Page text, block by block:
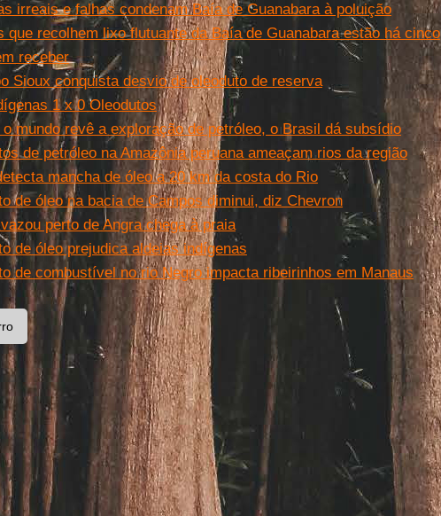
irreais e falhas condenam Baía de Guanabara à poluição
que recolhem lixo flutuante da Baía de Guanabara estão há cinco
receber
Sioux conquista desvio de oleoduto de reserva
1 x 0 Oleodutos
o mundo revê a exploração de petróleo, o Brasil dá subsídio
de petróleo na Amazônia peruana ameaçam rios da região
mancha de óleo a 20 km da costa do Rio
de óleo na bacia de Campos diminui, diz Chevron
perto de Angra chega à praia
de óleo prejudica aldeias indígenas
de combustível no rio Negro impacta ribeirinhos em Manaus